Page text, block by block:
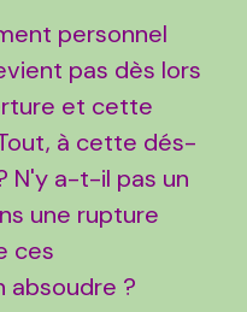
personnel
pas dès lors
et cette
à cette dés-
N'y a-t-il pas un
une rupture
ces
absoudre ?